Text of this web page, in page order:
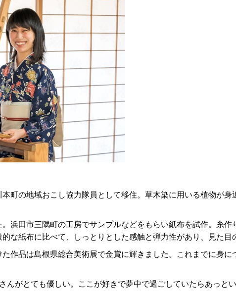
町の地域おこし協力隊員として移住。草木染に用いる植物が
浜田市三隅町の工房でサンプルなどをもらい紙布を試作。糸
な紙布に比べて、しっとりとした感触と弾力性があり、見た目
作品は島根県総合美術展で金賞に輝きました。これまでに身に
がとても優しい。ここが好きで夢中で過ごしていたらあっとい